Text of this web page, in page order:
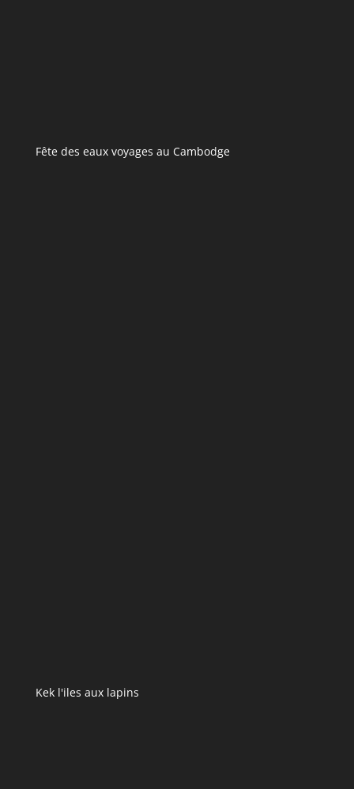
Fête des eaux voyages au Cambodge
Kek l'iles aux lapins